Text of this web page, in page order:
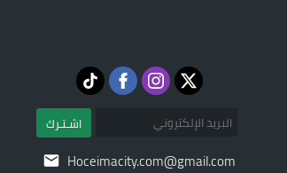
اشـتـرك
Hoceimacity.com@gmail.com